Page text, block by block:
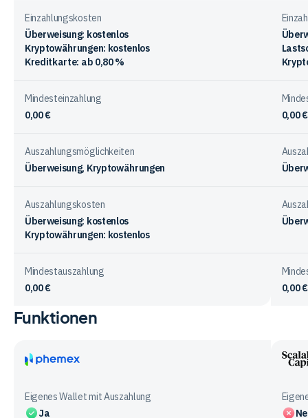
Einzahlungskosten
Überweisung: kostenlos
Kryptowährungen: kostenlos
Kreditkarte: ab 0,80 %
Mindesteinzahlung
0,00 €
0,00 €
Auszahlungsmöglichkeiten
Überweisung, Kryptowährungen
Auszahlungskosten
Überweisung: kostenlos
Kryptowährungen: kostenlos
Mindestauszahlung
0,00 €
0,00 €
Vergleichstabelle
bei
den
Funktionen
Eigenes Wallet mit Auszahlung
Ja